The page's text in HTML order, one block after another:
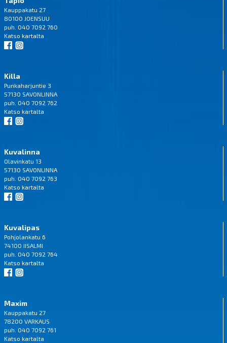
Kauppakatu 27
80100 JOENSUU
puh. 040 7092 760
Katso kartalta
Killa
Punkaharjuntie 3
57130 SAVONLINNA
puh. 040 7092 762
Katso kartalta
Kuvalinna
Olavinkatu 13
57130 SAVONLINNA
puh. 040 7092 763
Katso kartalta
Kuvalipas
Pohjolankatu 6
74100 IISALMI
puh. 040 7092 764
Katso kartalta
Maxim
Kauppakatu 27
78200 VARKAUS
puh. 040 7092 761
Katso kartalta